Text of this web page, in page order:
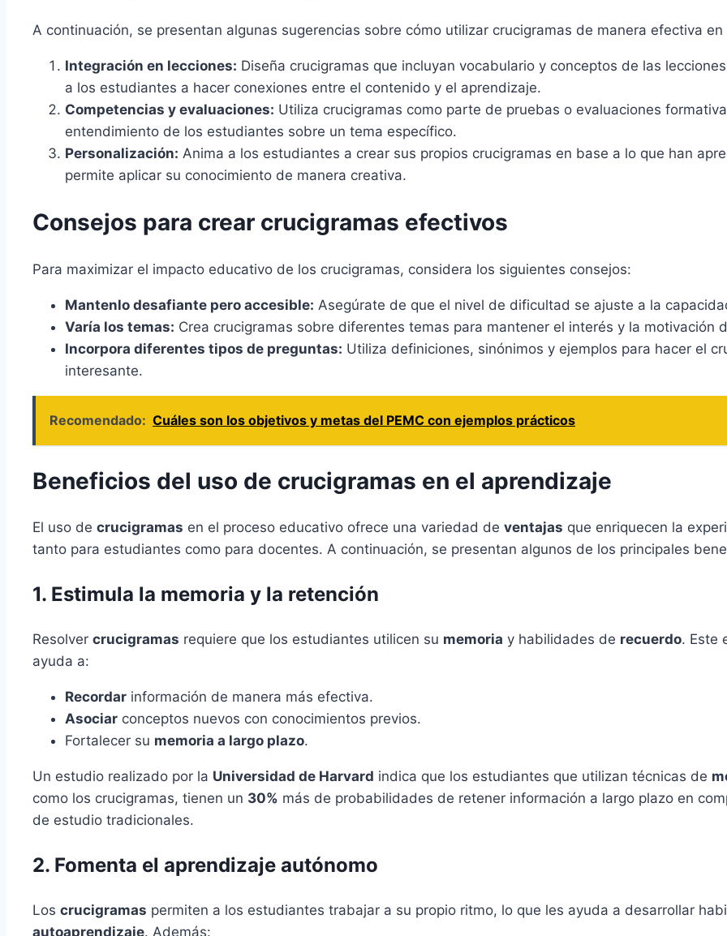
A continuación, se presentan algunas sugerencias sobre cómo utilizar crucigramas de manera efectiva en
Integración en lecciones: Diseña crucigramas que incluyan vocabulario y conceptos de las
a los estudiantes a hacer conexiones entre el contenido y el aprendizaje.
Competencias y evaluaciones: Utiliza crucigramas como parte de pruebas o evaluaciones
entendimiento de los estudiantes sobre un tema específico.
Personalización: Anima a los estudiantes a crear sus propios crucigramas en base a lo que han
permite aplicar su conocimiento de manera creativa.
Consejos para crear crucigramas efectivos
Para maximizar el impacto educativo de los crucigramas, considera los siguientes consejos:
Mantenlo desafiante pero accesible: Asegúrate de que el nivel de dificultad se ajuste a la
Varía los temas: Crea crucigramas sobre diferentes temas para mantener el interés y la motivación
Incorpora diferentes tipos de preguntas: Utiliza definiciones, sinónimos y ejemplos para hacer el
interesante.
Recomendado: Cuáles son los objetivos y metas del PEMC con ejemplos prácticos
Beneficios del uso de crucigramas en el aprendizaje
El uso de crucigramas en el proceso educativo ofrece una variedad de ventajas que enriquecen la
tanto para estudiantes como para docentes. A continuación, se presentan algunos de los principales
1. Estimula la memoria y la retención
Resolver crucigramas requiere que los estudiantes utilicen su memoria y habilidades de recuerdo. Este
ayuda a:
Recordar información de manera más efectiva.
Asociar conceptos nuevos con conocimientos previos.
Fortalecer su memoria a largo plazo.
Un estudio realizado por la Universidad de Harvard indica que los estudiantes que utilizan técnicas de
como los crucigramas, tienen un 30% más de probabilidades de retener información a largo plazo en
de estudio tradicionales.
2. Fomenta el aprendizaje autónomo
Los crucigramas permiten a los estudiantes trabajar a su propio ritmo, lo que les ayuda a desarrollar
autoaprendizaje. Además: